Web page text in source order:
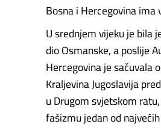
Bosna i Hercegovina
U srednjem vijeku je bila
dio Osmanske, a poslije
Hercegovina je sačuvala
Kraljevina Jugoslavija
u Drugom svjetskom
fašizmu jedan od